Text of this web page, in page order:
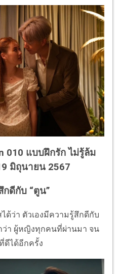
010 แบบฝึกรัก ไม่รู้ล้ม
มิถุนายน 2567
กดีกับ “ตูน”
ด้ว่า ตัวเองมีความรู้สึกดีกับ
ว่า ผู้หญิงทุกคนที่ผ่านมา จน
ดีได้อีกครั้ง